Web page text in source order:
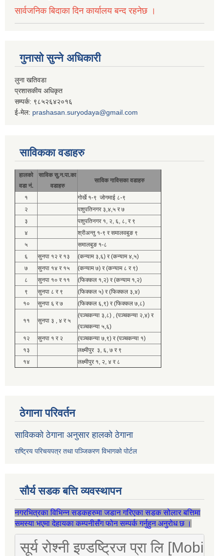
सार्वजनिक बिदाका दिन कार्यालय बन्द रहनेछ ।
गुनासो सुन्ने अधिकारी
लुना खतिवडा
प्रशासकीय अधिकृत
सम्पर्क: ९८५२६४२०१६
ई-मेल: prashasan.suryodaya@gmail.com
साविकका वडाहरु
हालको
वडा नं.
साविक सु.न.पा.का
वडाहरु
साविक गाविसका वडाहरु
१
गोर्खे १-९ जोगमाई ८-९
२
पशुपतिनगर ३,४,५ र ७
३
पशुपतिनगर १, २, ६, ८, र ९
४
श्रीअन्तु १-९ र समालवबुङ ९
५
समालबुङ १-८
६
सुनपा १२ र १३
(कन्याम ३,६) र (कन्याम ४,५)
७
सुनपा १४ र १५
(कन्याम ७) र (कन्याम ८ र ९)
८
सुनपा १० र ११
(फिक्कल १,२) र (कन्याम १,२)
९
सुनपा ८ र ९
(फिक्कल ५) र (फिक्कल ३,४)
१०
सुनपा ६ र ७ (फिक्कल ६,९) र (फिक्कल ७,८)
११ सुनपा ३ , ४ र ५
(पञ्चकन्या ३,८) , (पञ्चकन्या २,४) र
(पञ्चकन्या ५,६)
१२
सुनपा १ र २
(पञ्चकन्या ७,९) र (पञ्चकन्या १)
१३
लक्ष्मीपुर ३, ६, ७ र ९
१४
लक्ष्मीपुर १, २, ४ र ८
ठेगाना परिवर्तन
साविकको ठेगाना अनुसार हालको ठेगाना
राष्ट्रिय परिचयपत्र तथा पञ्जिकरण विभागको पोर्टल
सौर्य सडक बत्ति व्यवस्थापन
नगरभित्रका विभिन्न सडकहरुमा जडान गरिएका सडक सोलार बत्तिमा
समस्या भएमा देहायका कम्पनीसँग फोन सम्पर्क गर्नुहुन अनुरोध छ ।
सूर्य रोश्नी इण्डष्ट्रिज प्रा लि